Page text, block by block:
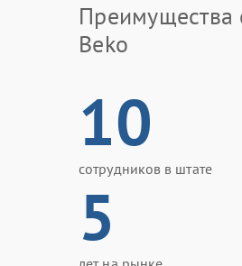
Преимущества
Beko
10
сотрудников в штате
5